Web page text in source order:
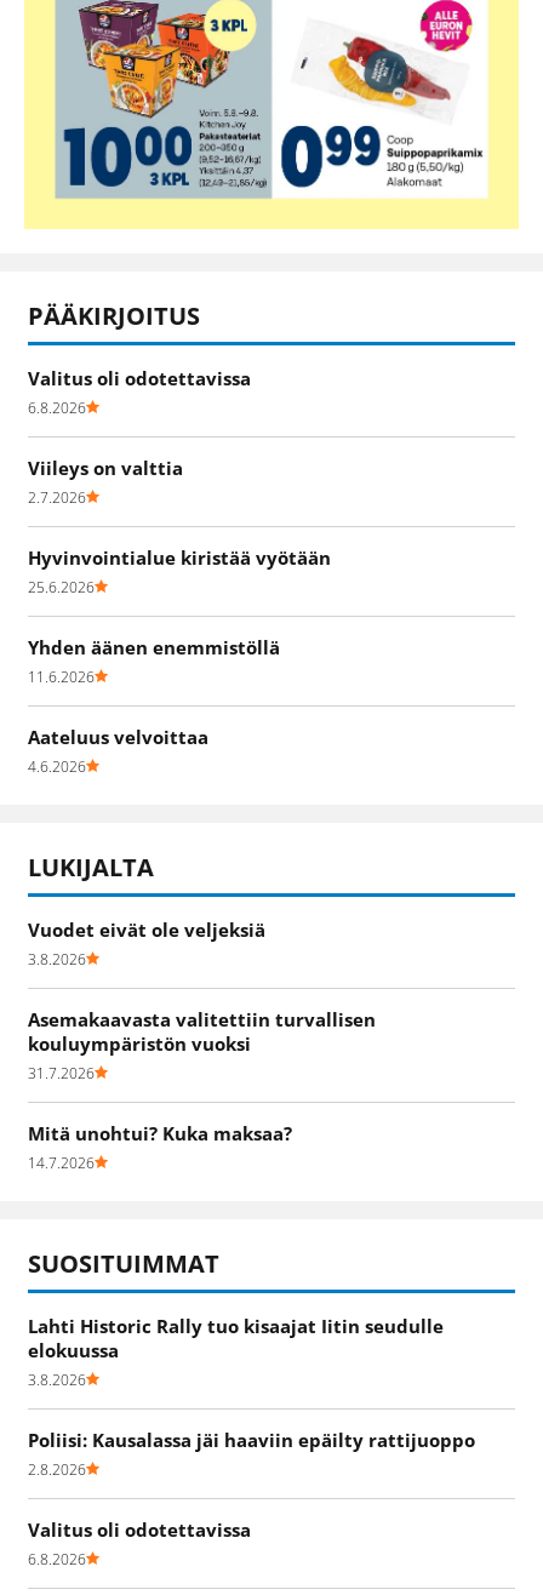
PÄÄKIRJOITUS
Valitus oli odotettavissa
6.8.2026
Viileys on valttia
2.7.2026
Hyvinvointialue kiristää vyötään
25.6.2026
Yhden äänen enemmistöllä
11.6.2026
Aateluus velvoittaa
4.6.2026
LUKIJALTA
Vuodet eivät ole veljeksiä
3.8.2026
Asemakaavasta valitettiin turvallisen
kouluympäristön vuoksi
31.7.2026
Mitä unohtui? Kuka maksaa?
14.7.2026
SUOSITUIMMAT
Lahti Historic Rally tuo kisaajat Iitin seudulle
elokuussa
3.8.2026
Poliisi: Kausalassa jäi haaviin epäilty rattijuoppo
2.8.2026
Valitus oli odotettavissa
6.8.2026